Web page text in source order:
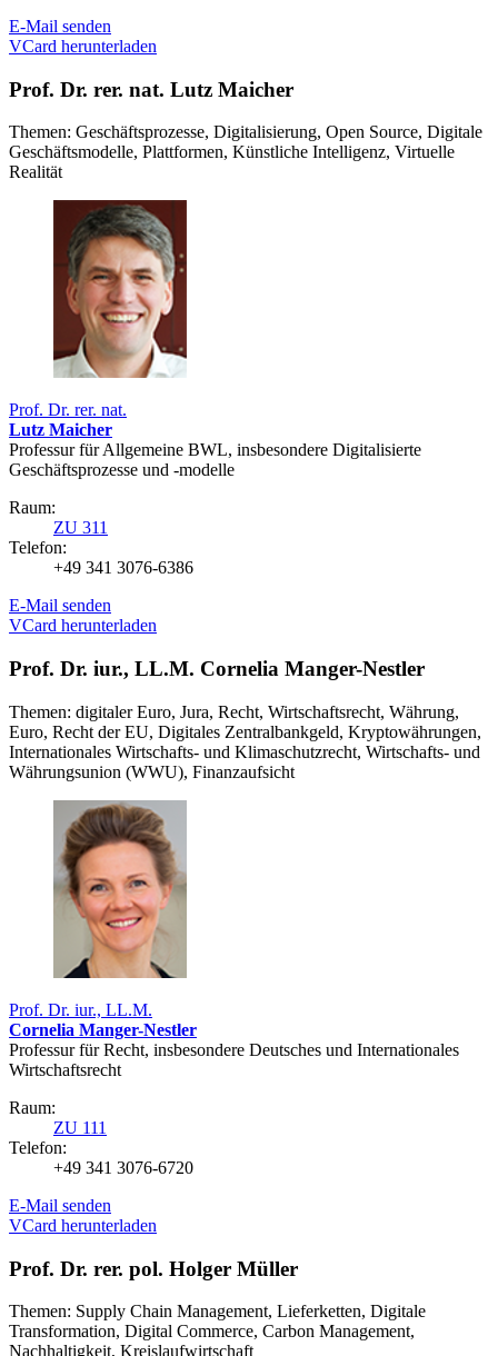
E-Mail senden
VCard herunterladen
Prof. Dr. rer. nat. Lutz Maicher
Themen: Geschäftsprozesse, Digitalisierung, Open Source, Digitale
Geschäftsmodelle, Plattformen, Künstliche Intelligenz, Virtuelle
Realität
Prof. Dr. rer. nat.
Lutz Maicher
Professur für Allgemeine BWL, insbesondere Digitalisierte
Geschäftsprozesse und -modelle
Raum:
ZU 311
Telefon:
+49 341 3076-6386
E-Mail senden
VCard herunterladen
Prof. Dr. iur., LL.M. Cornelia Manger-Nestler
Themen: digitaler Euro, Jura, Recht, Wirtschaftsrecht, Währung,
Euro, Recht der EU, Digitales Zentralbankgeld, Kryptowährungen,
Internationales Wirtschafts- und Klimaschutzrecht, Wirtschafts- und
Währungsunion (WWU), Finanzaufsicht
Prof. Dr. iur., LL.M.
Cornelia Manger-Nestler
Professur für Recht, insbesondere Deutsches und Internationales
Wirtschaftsrecht
Raum:
ZU 111
Telefon:
+49 341 3076-6720
E-Mail senden
VCard herunterladen
Prof. Dr. rer. pol. Holger Müller
Themen: Supply Chain Management, Lieferketten, Digitale
Transformation, Digital Commerce, Carbon Management,
Nachhaltigkeit, Kreislaufwirtschaft